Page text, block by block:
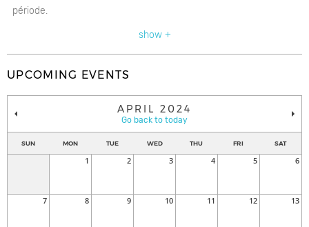
période.
show +
UPCOMING EVENTS
APRIL 2024
Go back to today
SUN MON TUE WED THU FRI SAT
1 2 3 4 5 6
7 8 9 10 11 12 13